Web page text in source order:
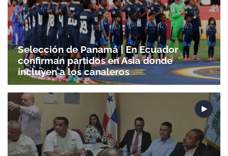
Selección de Panamá | En Ecuador
confirman partidos en Asia donde
incluyen a los canaleros